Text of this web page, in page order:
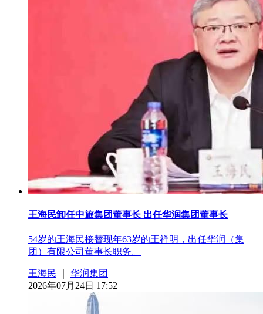
王海民卸任中旅集团董事长 出任华润集团董事长
54岁的王海民接替现年63岁的王祥明，出任华润（集
团）有限公司董事长职务。
王海民
华润集团
2026年07月24日 17:52